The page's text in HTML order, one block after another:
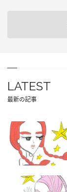
LATEST
最新の記事